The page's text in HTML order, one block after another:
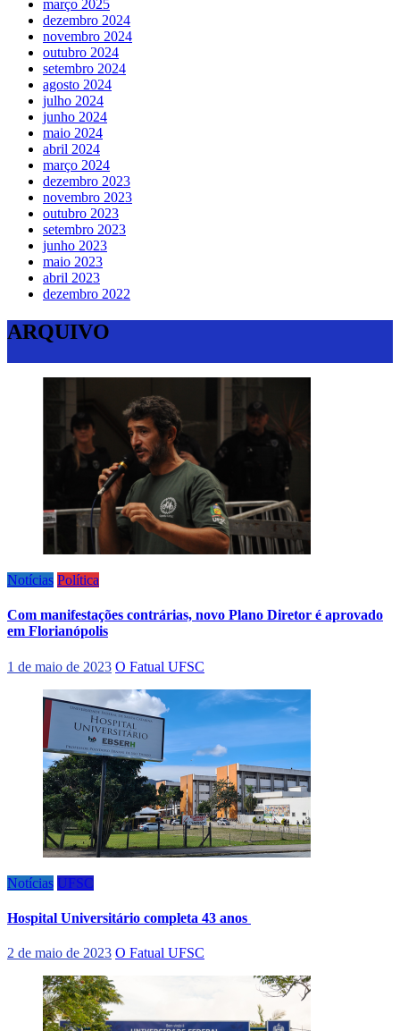
março 2025
dezembro 2024
novembro 2024
outubro 2024
setembro 2024
agosto 2024
julho 2024
junho 2024
maio 2024
abril 2024
março 2024
dezembro 2023
novembro 2023
outubro 2023
setembro 2023
junho 2023
maio 2023
abril 2023
dezembro 2022
ARQUIVO
Notícias Política
Com manifestações contrárias, novo Plano Diretor é aprovado
em Florianópolis
1 de maio de 2023 O Fatual UFSC
Notícias UFSC
Hospital Universitário completa 43 anos
2 de maio de 2023 O Fatual UFSC